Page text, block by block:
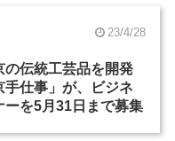
23/4/28
の伝統工芸品を開発
手仕事」が、ビジネ
ーを5月31日まで募集